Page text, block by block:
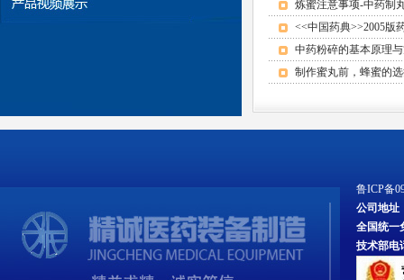
超微粉碎机组
炼蜜注意事项-中药制
<<中国药典>>2005版
中药粉碎的基本原理
制作蜜丸前，蜂蜜的
鲁ICP备
公司地址
全国统一
技术部电